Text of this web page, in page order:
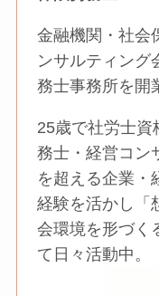
金融機関・社会
ンサルティング
務士事務所を開
25歳で社労士資
務士・経営コン
を超える企業・
経験を活かし「
会環境を形づく
て日々活動中。